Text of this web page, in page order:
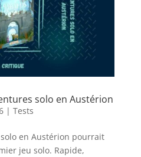
solo en Austérion
| Tests
en Austérion pourrait
jeu solo. Rapide,